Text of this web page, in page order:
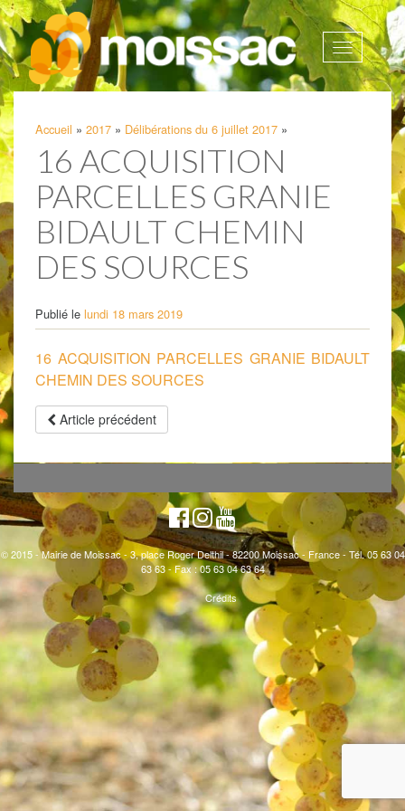
Afficher
la
Accueil » 2017 » Délibérations du 6 juillet 2017 »
16 ACQUISITION
PARCELLES GRANIE
BIDAULT CHEMIN
DES SOURCES
Publié le lundi 18 mars 2019
16 ACQUISITION PARCELLES GRANIE BIDAULT
CHEMIN DES SOURCES
Article précédent
© 2015 - Mairie de Moissac - 3, place Roger Delthil - 82200 Moissac - France - Tél. 05 63 04
63 63 - Fax : 05 63 04 63 64
Crédits